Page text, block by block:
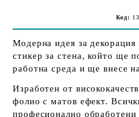
Код:
Модерна идея за декорация
стикер за стена, който ще
работна среда и ще внесе
Изработен от
фолио с матов ефект.
професионално обработени